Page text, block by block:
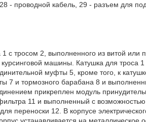
- проводной кабель, 29 - разъем для
с тросом 2, выполненного из витой или
машины. Катушка для троса
муфты 5, кроме того, к
7 и тормозного барабана 8 и
прикреплен модуль
11 и выполненный с
переноски 12. В корпусе